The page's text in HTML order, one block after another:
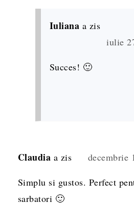
Iuliana a zis
iulie
Succes! 🙂
Claudia a zis decembrie
Simplu si gustos. Perfect
sarbatori 🙂